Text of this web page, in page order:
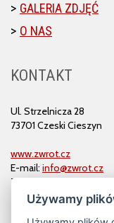
GALERIA ZDJĘĆ
O NAS
KONTAKT
Ul. Strzelnicza 28
73701 Czeski Cieszyn
www.zwrot.cz
E-mail: info@zwrot.cz
Tel. i faks: 558 711 582
Używamy